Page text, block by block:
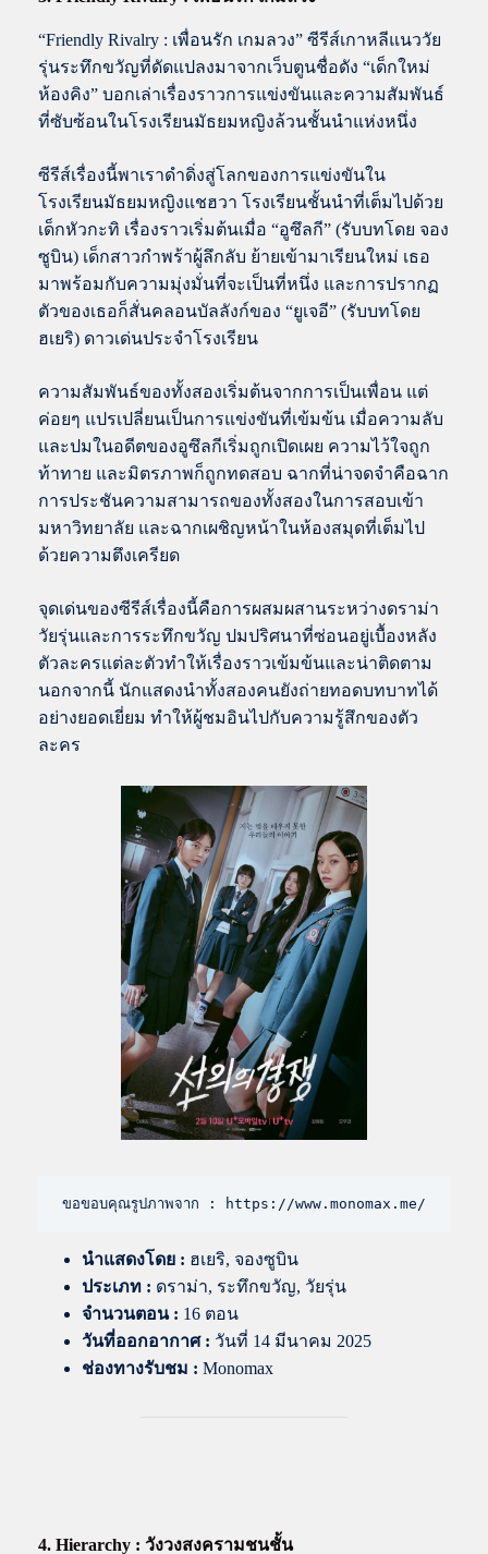
“Friendly Rivalry : เพื่อนรัก เกมลวง” ซีรีส์เกาหลีแนววัย
รุ่นระทึกขวัญที่ดัดแปลงมาจากเว็บตูนชื่อดัง “เด็กใหม่
ห้องคิง” บอกเล่าเรื่องราวการแข่งขันและความสัมพันธ์
ที่ซับซ้อนในโรงเรียนมัธยมหญิงล้วนชั้นนำแห่งหนึ่ง
ซีรีส์เรื่องนี้พาเราดำดิ่งสู่โลกของการแข่งขันใน
โรงเรียนมัธยมหญิงแชฮวา โรงเรียนชั้นนำที่เต็มไปด้วย
เด็กหัวกะทิ เรื่องราวเริ่มต้นเมื่อ “อูซึลกี” (รับบทโดย จอง
ซูบิน) เด็กสาวกำพร้าผู้ลึกลับ ย้ายเข้ามาเรียนใหม่ เธอ
มาพร้อมกับความมุ่งมั่นที่จะเป็นที่หนึ่ง และการปรากฏ
ตัวของเธอก็สั่นคลอนบัลลังก์ของ “ยูเจอี” (รับบทโดย
ฮเยริ) ดาวเด่นประจำโรงเรียน
ความสัมพันธ์ของทั้งสองเริ่มต้นจากการเป็นเพื่อน แต่
ค่อยๆ แปรเปลี่ยนเป็นการแข่งขันที่เข้มข้น เมื่อความลับ
และปมในอดีตของอูซึลกีเริ่มถูกเปิดเผย ความไว้ใจถูก
ท้าทาย และมิตรภาพก็ถูกทดสอบ ฉากที่น่าจดจำคือฉาก
การประชันความสามารถของทั้งสองในการสอบเข้า
มหาวิทยาลัย และฉากเผชิญหน้าในห้องสมุดที่เต็มไป
ด้วยความตึงเครียด
จุดเด่นของซีรีส์เรื่องนี้คือการผสมผสานระหว่างดราม่า
วัยรุ่นและการระทึกขวัญ ปมปริศนาที่ซ่อนอยู่เบื้องหลัง
ตัวละครแต่ละตัวทำให้เรื่องราวเข้มข้นและน่าติดตาม
นอกจากนี้ นักแสดงนำทั้งสองคนยังถ่ายทอดบทบาทได้
อย่างยอดเยี่ยม ทำให้ผู้ชมอินไปกับความรู้สึกของตัว
ละคร
ขอขอบคุณรูปภาพจาก : https://www.monomax.me/
นำแสดงโดย : ฮเยริ, จองซูบิน
ประเภท : ดราม่า, ระทึกขวัญ, วัยรุ่น
จำนวนตอน : 16 ตอน
วันที่ออกอากาศ : วันที่ 14 มีนาคม 2025
ช่องทางรับชม : Monomax
4. Hierarchy : วังวงสงครามชนชั้น